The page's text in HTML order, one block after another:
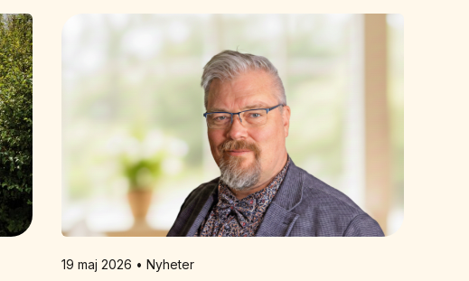
19 maj 2026 • Nyheter